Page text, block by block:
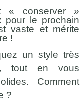
« conserver »
pour le prochain
vaste et mérite
!
un style très
tout en vous
Comment
?